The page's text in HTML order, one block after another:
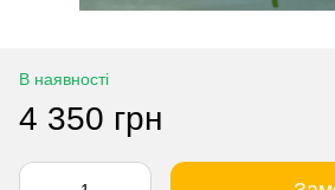
В наявності
4 350 грн